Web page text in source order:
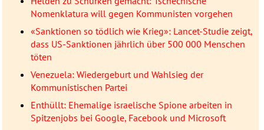
Nomenklatura will gegen Kommunisten vorgehen
«Sanktionen so tödlich wie Krieg»: Lancet-Studie zeigt,
dass US-Sanktionen jährlich über 500 000 Menschen
töten
Venezuela: Wiedergeburt und Wahlsieg der
Kommunistischen Partei
Enthüllt: Ehemalige israelische Spione arbeiten in
Spitzenjobs bei Google, Facebook und Microsoft